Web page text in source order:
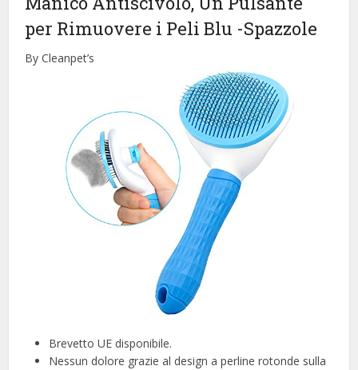
per Rimuovere i Peli Blu -Spazzole
By Cleanpet’s
Brevetto UE disponibile.
Nessun dolore grazie al design a perline rotonde sulla